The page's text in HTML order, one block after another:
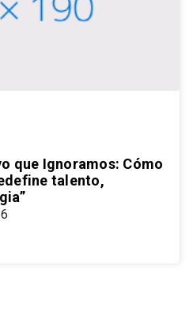
que Ignoramos: Cómo
talento,